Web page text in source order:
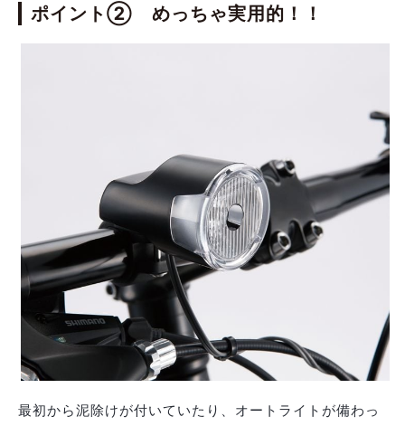
ポイント② めっちゃ実用的！！
最初から泥除けが付いていたり、オートライトが備わっ